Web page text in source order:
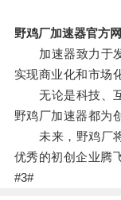
野鸡厂加速器官方
加速器致力于发
实现商业化和市场
无论是科技、互
野鸡厂加速器都为
未来，野鸡厂将
优秀的初创企业腾
#3#